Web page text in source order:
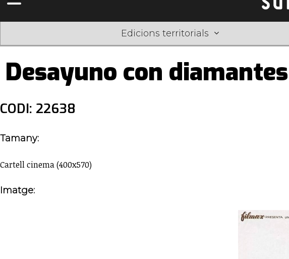
Edicions territorials
Desayuno con diamantes
CODI: 22638
Tamany:
Cartell cinema (400x570)
Imatge: